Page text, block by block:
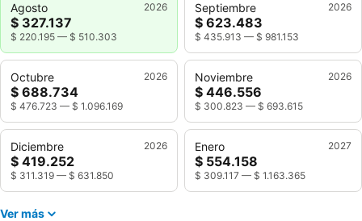
Agosto 2026
$ 327.137
$ 220.195 — $ 510.303
Septiembre 2026
$ 623.483
$ 435.913 — $ 981.153
Octubre 2026
$ 688.734
$ 476.723 — $ 1.096.169
Noviembre 2026
$ 446.556
$ 300.823 — $ 693.615
Diciembre 2026
$ 419.252
$ 311.319 — $ 631.850
Enero 2027
$ 554.158
$ 309.117 — $ 1.163.365
Ver más